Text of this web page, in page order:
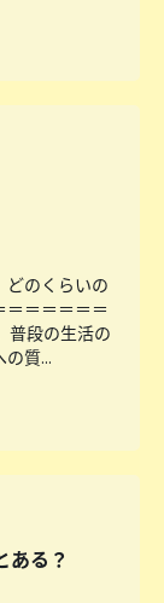
どのくらいの
＝＝＝＝＝＝
普段の生活の
質...
ある？